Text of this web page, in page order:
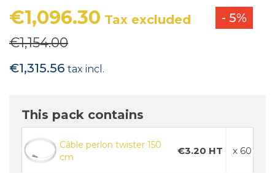
€1,096.30 Tax excluded - 5%
€1,154.00
€1,315.56 tax incl.
This pack contains
Câble perlon twister 150
cm
€3.20 HT x 60